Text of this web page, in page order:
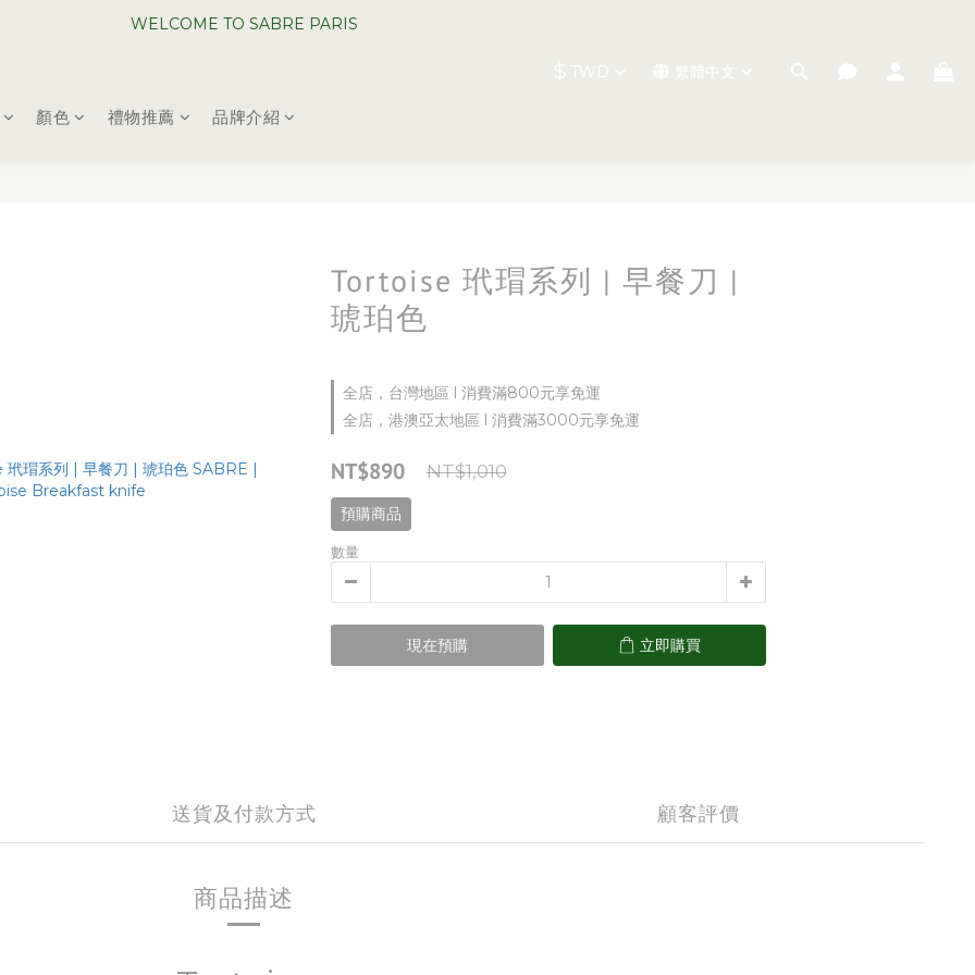
WELCOME TO SABRE PARIS
WELCOME TO SABRE PARIS
WELCOME TO SABRE PARIS
$ TWD 繁體中文
顏色 禮物推薦 品牌介紹
Tortoise 玳瑁系列 | 早餐刀 |
琥珀色
全店，台灣地區 l 消費滿800元享免運
全店，港澳亞太地區 l 消費滿3000元享免運
NT$890 NT$1,010
預購商品
數量
現在預購 立即購買
送貨及付款方式 顧客評價
商品描述